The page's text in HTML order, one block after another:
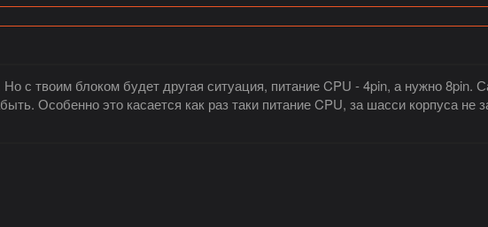
с твоим блоком будет другая ситуация, питание CPU - 4pin, а нужно 8pin.
Особенно это касается как раз таки питание CPU, за шасси корпуса не